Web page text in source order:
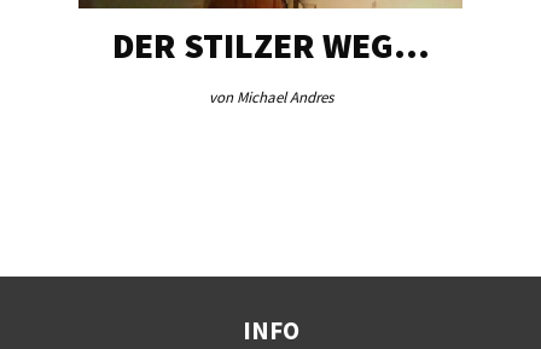
DER STILZER WEG…
von Michael Andres
INFO